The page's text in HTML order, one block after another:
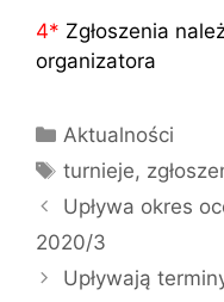
4* Zgłoszenia
organizatora
Kategorie
Aktualności
Tagi
turnieje,
Upływa okres
2020/3
Upływają